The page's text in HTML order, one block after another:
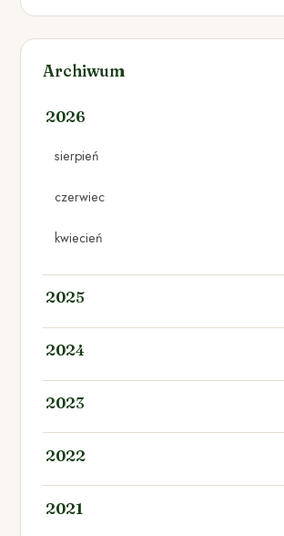
Archiwum
2026
sierpień
czerwiec
kwiecień
2025
2024
2023
2022
2021